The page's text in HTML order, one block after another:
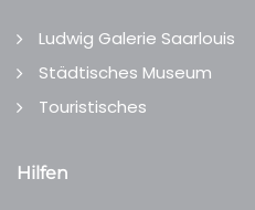
Ludwig Galerie Saarlouis
Städtisches Museum
Touristisches
Hilfen